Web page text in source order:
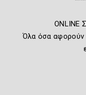
ONLINE
Όλα όσα αφορούν